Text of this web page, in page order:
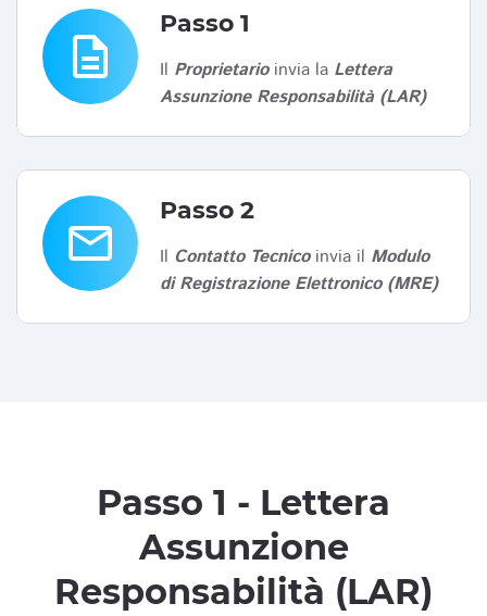
description
Passo 1
Il Proprietarioinvia la Lettera
Assunzione Responsabilità (LAR)
email
Passo 2
Il Contatto Tecnicoinvia il Modulo
di Registrazione Elettronico (MRE)
Passo 1 - Lettera
Assunzione
Responsabilità (LAR)